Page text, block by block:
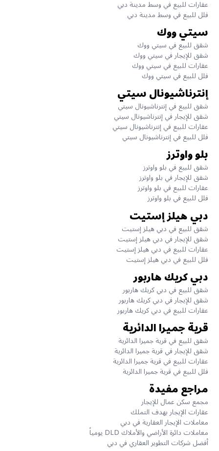
عقارات للبيع في وسط مدينة دبي
فلل للبيع في وسط مدينة دبي
سيتي ووك
شقق للبيع في سيتي ووك
شقق للإيجار في سيتي ووك
عقارات للبيع في سيتي ووك
فلل للبيع في سيتي ووك
إنترناشيونال سيتي
شقق للبيع في إنترناشيونال سيتي
شقق للإيجار في إنترناشيونال سيتي
عقارات للبيع في إنترناشيونال سيتي
فلل للبيع في إنترناشيونال سيتي
بلو واوترز
شقق للبيع في بلو واوترز
شقق للإيجار في بلو واوترز
عقارات للبيع في بلو واوترز
فلل للبيع في بلو واوترز
دبي هيلز إستيت
شقق للبيع في دبي هيلز إستيت
شقق للإيجار في دبي هيلز إستيت
عقارات للبيع في دبي هيلز إستيت
فلل للبيع في دبي هيلز إستيت
دبي كريك هاربور
شقق للبيع في دبي كريك هاربور
شقق للإيجار في دبي كريك هاربور
عقارات للبيع في دبي كريك هاربور
قرية جميرا الدائرية
شقق للبيع في قرية جميرا الدائرية
شقق للإيجار في قرية جميرا الدائرية
عقارات للبيع في قرية جميرا الدائرية
فلل للبيع في قرية جميرا الدائرية
مراجع مفيدة
مجمع سكن عمال للإيجار
عقارات الإيجار بهدف التملك
معاملات الإيجار العقارية في دبي
معاملات دائرة الأراضي والأملاك DLD يومياً
أفضل شركات التطوير العقاري في دبي